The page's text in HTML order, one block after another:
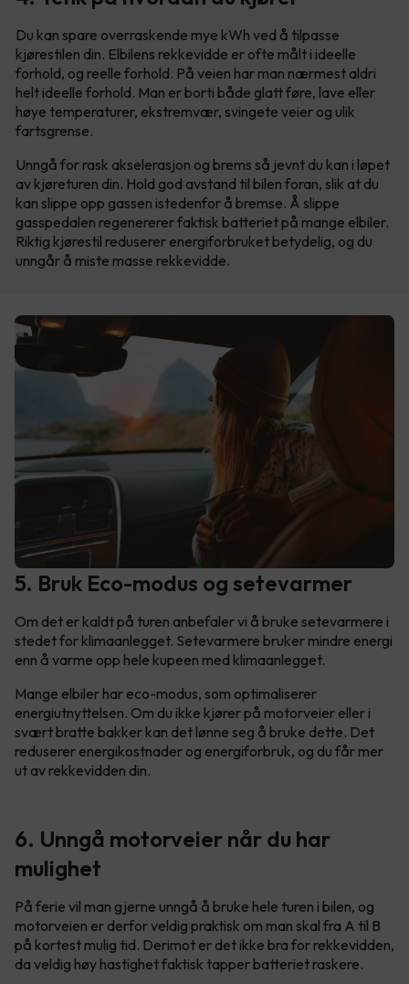
Du kan spare overraskende mye kWh ved å tilpasse
kjørestilen din. Elbilens rekkevidde er ofte målt i ideelle
forhold, og reelle forhold. På veien har man nærmest aldri
helt ideelle forhold. Man er borti både glatt føre, lave eller
høye temperaturer, ekstremvær, svingete veier og ulik
fartsgrense.
Unngå for rask akselerasjon og brems så jevnt du kan i løpet
av kjøreturen din. Hold god avstand til bilen foran, slik at du
kan slippe opp gassen istedenfor å bremse. Å slippe
gasspedalen regenererer faktisk batteriet på mange elbiler.
Riktig kjørestil reduserer energiforbruket betydelig, og du
unngår å miste masse rekkevidde.
5. Bruk Eco-modus og setevarmer
Om det er kaldt på turen anbefaler vi å bruke setevarmere i
stedet for klimaanlegget. Setevarmere bruker mindre energi
enn å varme opp hele kupeen med klimaanlegget.
Mange elbiler har eco-modus, som optimaliserer
energiutnyttelsen. Om du ikke kjører på motorveier eller i
svært bratte bakker kan det lønne seg å bruke dette. Det
reduserer energikostnader og energiforbruk, og du får mer
ut av rekkevidden din.
6. Unngå motorveier når du har
mulighet
På ferie vil man gjerne unngå å bruke hele turen i bilen, og
motorveien er derfor veldig praktisk om man skal fra A til B
på kortest mulig tid. Derimot er det ikke bra for rekkevidden,
da veldig høy hastighet faktisk tapper batteriet raskere.